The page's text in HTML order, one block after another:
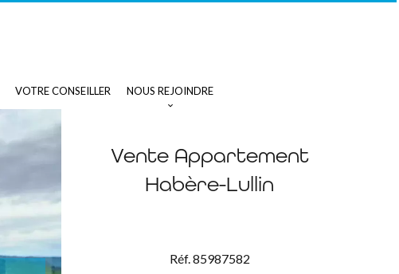
VOTRE CONSEILLER NOUS REJOINDRE
Vente Appartement
Habère-Lullin
Réf. 85987582